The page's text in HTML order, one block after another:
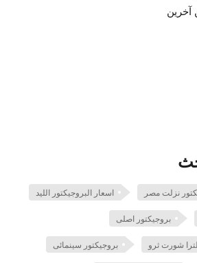
آخرين
نزلت مصر اسعار البروجيكتور الليد
بروجيكتور اصلى
شورت ثرو بروجيكتور سينمائى